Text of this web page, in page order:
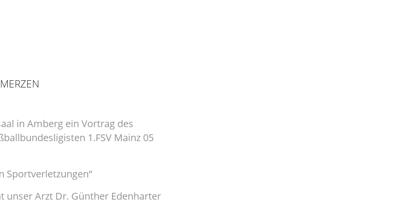
in Amberg ein Vortrag des
1.FSV Mainz 05
Sportverletzungen“
unser Arzt Dr. Günther Edenharter